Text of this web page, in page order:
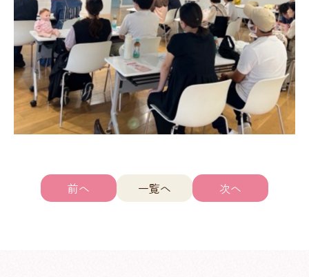
前へ 一覧へ 次へ